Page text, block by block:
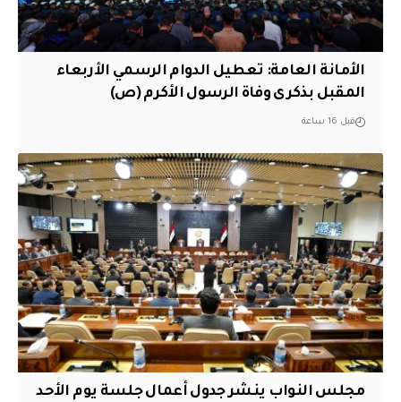
الأمانة العامة: تعطيل الدوام الرسمي الأربعاء
المقبل بذكرى وفاة الرسول الأكرم (ص)
قبل 16 ساعة
مجلس النواب ينشر جدول أعمال جلسة يوم الأحد